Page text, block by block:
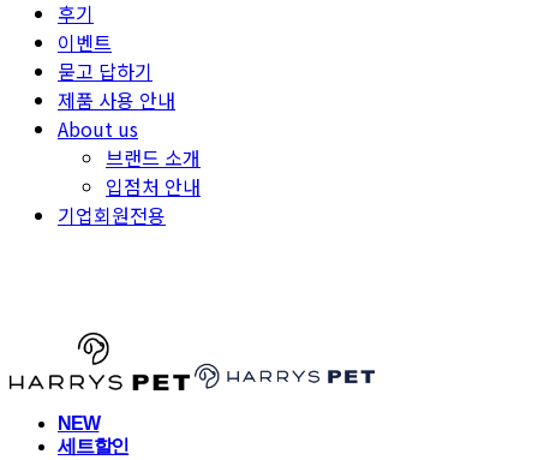
후기
이벤트
묻고 답하기
제품 사용 안내
About us
브랜드 소개
입점처 안내
기업회원전용
NEW
세트할인